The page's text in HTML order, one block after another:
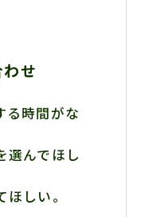
せ
る時間がな
選んでほし
しい。